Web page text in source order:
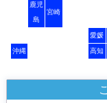
鹿児
島
宮崎
愛媛
沖縄 高知